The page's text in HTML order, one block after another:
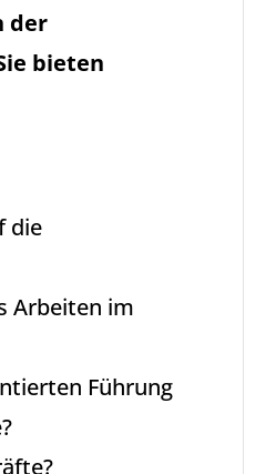
der
bieten
die
Arbeiten im
Führung